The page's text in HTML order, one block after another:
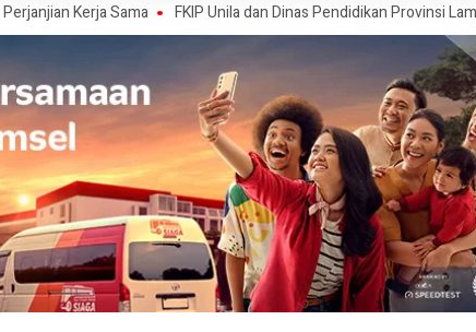
Sama FKIP Unila dan Dinas Pendidikan Provinsi Lampung Jalin